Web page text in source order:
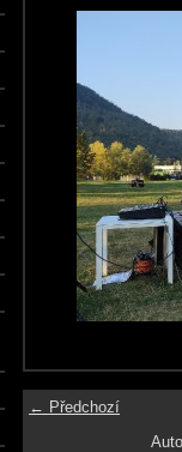
← Předchozí